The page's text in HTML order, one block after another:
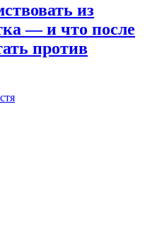
из
— и что после
против